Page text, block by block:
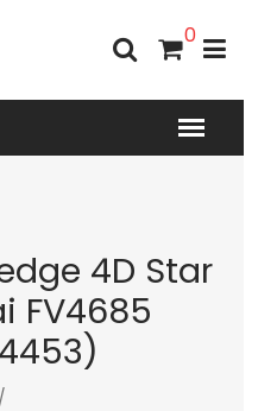
0
4D Star
FV4685
/